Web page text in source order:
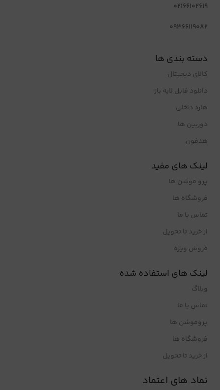
02166102619
09366119082
دسته بندی ها
کالای دیجیتال
دانلود فایل لایه باز
هارد داخلی
دوربین ها
هدفون
لینک های مفید
پرو موشن ها
فروشگاه ها
تماس با ما
از خرید تا تحویل
فروش ویژه
لینک های استفاده شده
وبلاگ
تماس با ما
پروموشن ها
فروشگاه ها
از خرید تا تحویل
نماد های اعتماد